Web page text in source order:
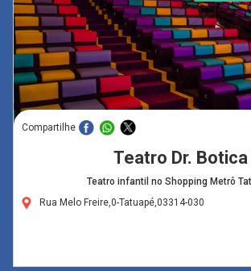
Compartilhe
Teatro Dr. Botica
Teatro infantil no Shopping Metrô
Rua Melo Freire,0-Tatuapé,03314-030